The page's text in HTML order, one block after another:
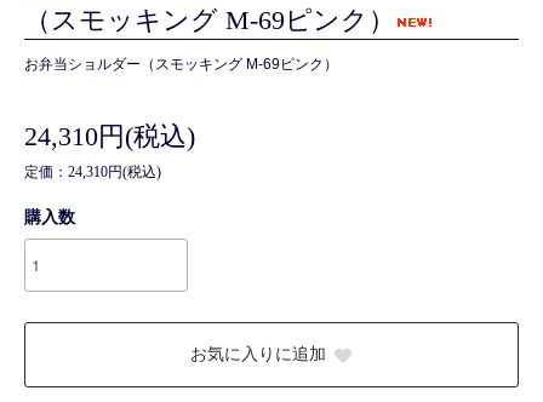
（スモッキング M-69ピンク）
お弁当ショルダー（スモッキング M-69ピンク）
24,310円(税込)
定価：24,310円(税込)
購入数
お気に入りに追加